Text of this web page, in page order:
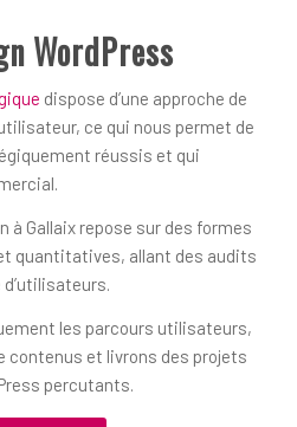
WordPress
dispose d’une approche de
ce qui nous permet de
réussis et qui
à Gallaix repose sur des formes
quantitatives, allant des audits
les parcours utilisateurs,
contenus et livrons des projets
percutants.